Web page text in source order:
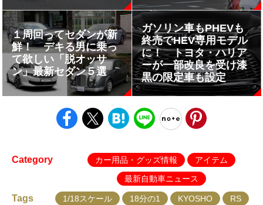
１周回ってセダンが新
鮮！ デキる男に乗っ
て欲しい「脱オッサ
ン」最新セダン５選
ガソリン車もPHEVも
終売でHEV専用モデル
に！ トヨタ・ハリア
ーが一部改良を受け漆
黒の限定車も設定
Category カー用品・グッズ情報
アイテム
最新自動車ニュース
Tags 1/18スケール 18分の1 KYOSHO
RS